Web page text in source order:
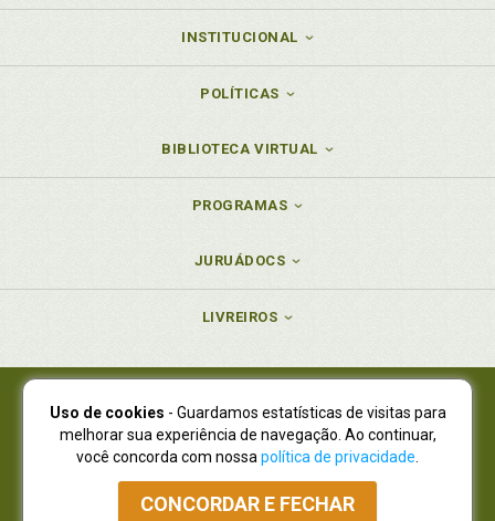
INSTITUCIONAL
POLÍTICAS
BIBLIOTECA VIRTUAL
PROGRAMAS
JURUÁDOCS
LIVREIROS
Juruá Editora Ltda., CNPJ 77.535.508/0001-19
Juruá Informática Ltda., CNPJ 01.701.561/0001-80
NOVO ENDEREÇO:R. Flávio Dallegrave, 7665, São Lourenço |
Curitiba - Paraná - CEP 82210-310
Atendimento: (41) 4009-3900|Vendas Atacado: (41) 4009-3939
Uso de cookies - Guardamos estatísticas de visitas para
melhorar sua experiência de navegação. Ao continuar,
você concorda com nossa política de privacidade
CONCORDAR E FECHAR